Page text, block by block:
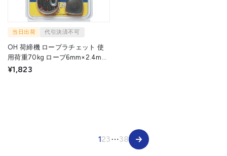
当日出荷 代引決済不可
OH 荷締機 ロープラチェット 使
用荷重70kg ロープ6mm×2.4m
SRU-6 1パック ▼166-7711
¥1,823
123⋯38